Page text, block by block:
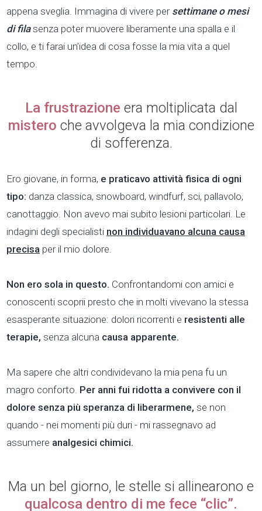
appena sveglia. Immagina di vivere per settimane o mesi
di filasenza poter muovere liberamente una spalla e il
collo, e ti farai un’idea di cosa fosse la mia vita a quel
tempo.
La frustrazione era moltiplicata dal
mistero che avvolgeva la mia condizione
di sofferenza.
Ero giovane, in forma, e praticavo attività fisica di ogni
tipo: danza classica, snowboard, windfurf, sci, pallavolo,
canottaggio. Non avevo mai subito lesioni particolari. Le
indagini degli specialisti non individuavano alcuna causa
precisa per il mio dolore.
Non ero sola in questo. Confrontandomi con amici e
conoscenti scoprii presto che in molti vivevano la stessa
esasperante situazione: dolori ricorrenti e resistenti alle
terapie, senza alcuna causa apparente.
Ma sapere che altri condividevano la mia pena fu un
magro conforto. Per anni fui ridotta a convivere con il
dolore senza più speranza di liberarmene, se non
quando - nei momenti più duri - mi rassegnavo ad
assumere analgesici chimici.
Ma un bel giorno, le stelle si allinearono e
qualcosa dentro di me fece “clic”.